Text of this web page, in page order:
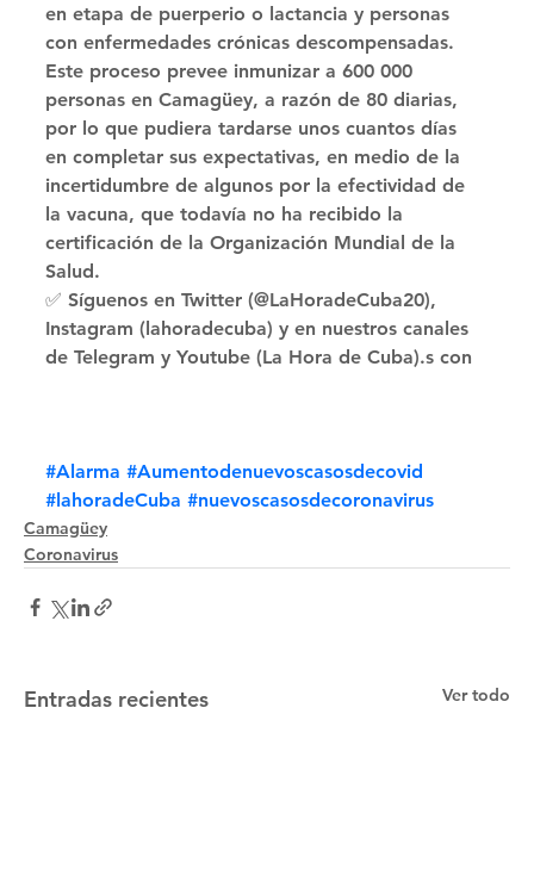
en etapa de puerperio o lactancia y personas
con enfermedades crónicas descompensadas.
Este proceso prevee inmunizar a 600 000
personas en Camagüey, a razón de 80 diarias,
por lo que pudiera tardarse unos cuantos días
en completar sus expectativas, en medio de la
incertidumbre de algunos por la efectividad de
la vacuna, que todavía no ha recibido la
certificación de la Organización Mundial de la
Salud.
✅ Síguenos en Twitter (@LaHoradeCuba20),
Instagram (lahoradecuba) y en nuestros canales
de Telegram y Youtube (La Hora de Cuba).s con
#Alarma #Aumentodenuevoscasosdecovid
#lahoradeCuba #nuevoscasosdecoronavirus
Camagüey
Coronavirus
Entradas recientes Ver todo